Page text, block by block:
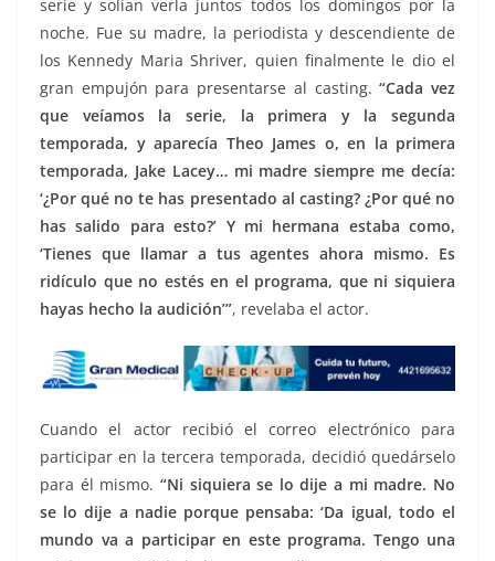
serie y solían verla juntos todos los domingos por la
noche. Fue su madre, la periodista y descendiente de
los Kennedy Maria Shriver, quien finalmente le dio el
gran empujón para presentarse al casting.“Cada vez
que veíamos la serie, la primera y la segunda
temporada, y aparecía Theo James o, en la primera
temporada, Jake Lacey… mi madre siempre me decía:
‘¿Por qué no te has presentado al casting? ¿Por qué no
has salido para esto?’ Y mi hermana estaba como,
‘Tienes que llamar a tus agentes ahora mismo. Es
ridículo que no estés en el programa, que ni siquiera
hayas hecho la audición’”, revelaba el actor.
Cuando el actor recibió el correo electrónico para
participar en la tercera temporada, decidió quedárselo
para él mismo. “Ni siquiera se lo dije a mi madre. No
se lo dije a nadie porque pensaba: ‘Da igual, todo el
mundo va a participar en este programa. Tengo una